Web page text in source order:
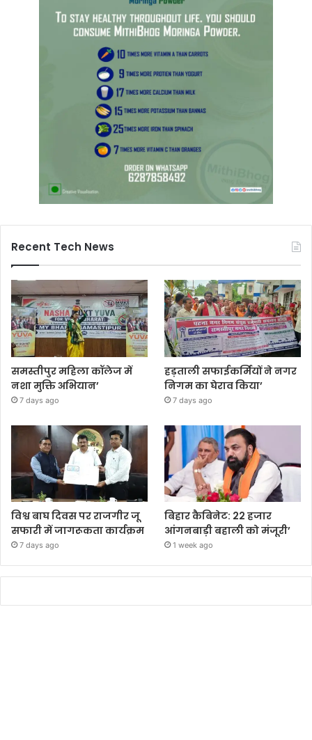
Recent Tech News
समस्तीपुर महिला कॉलेज में
नशा मुक्ति अभियान’
7 days ago
हड़ताली सफाईकर्मियों ने नगर
निगम का घेराव किया’
7 days ago
विश्व बाघ दिवस पर राजगीर जू
सफारी में जागरूकता कार्यक्रम
7 days ago
बिहार कैबिनेट: 22 हजार
आंगनबाड़ी बहाली को मंजूरी’
1 week ago